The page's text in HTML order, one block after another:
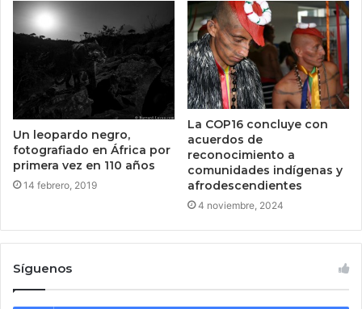
Un leopardo negro,
fotografiado en África por
primera vez en 110 años
14 febrero, 2019
La COP16 concluye con
acuerdos de
reconocimiento a
comunidades indígenas y
afrodescendientes
4 noviembre, 2024
Síguenos